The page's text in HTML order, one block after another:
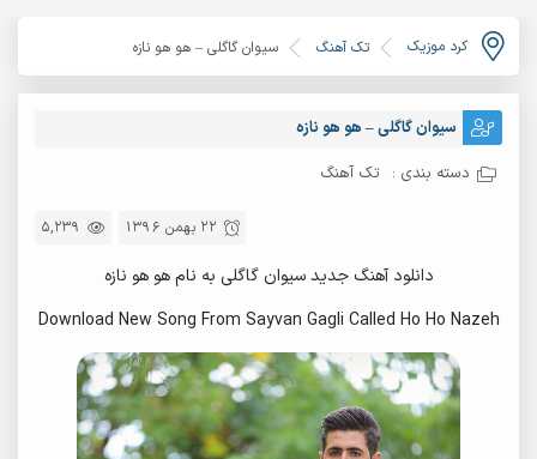
کرد موزیک تک آهنگ سیوان گاگلی – هو هو نازه
سیوان گاگلی – هو هو نازه
دسته بندی : تک آهنگ
5,239 22 بهمن 1396
دانلود آهنگ جدید سیوان گاگلی به نام هو هو نازه
Download New Song From Sayvan Gagli Called Ho Ho Nazeh